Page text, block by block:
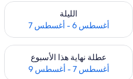
الليلة
أغسطس 6 - أغسطس 7
تحقق من مدى التوفر لليلة للفترة أغسطس 6
عطلة نهاية هذا الأسبوع
أغسطس 7 - أغسطس 9
تحقق من مدى التوفر لعطلة نهاية هذا